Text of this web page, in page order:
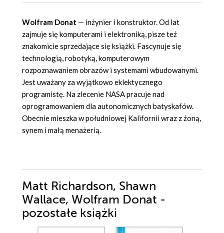
Wolfram Donat — inżynier i konstruktor. Od lat
zajmuje się komputerami i elektroniką, pisze też
znakomicie sprzedające się książki. Fascynuje się
technologią, robotyką, komputerowym
rozpoznawaniem obrazów i systemami wbudowanymi.
Jest uważany za wyjątkowo eklektycznego
programistę. Na zlecenie NASA pracuje nad
oprogramowaniem dla autonomicznych batyskafów.
Obecnie mieszka w południowej Kalifornii wraz z żoną,
synem i małą menażerią.
Matt Richardson, Shawn
Wallace, Wolfram Donat -
pozostałe książki